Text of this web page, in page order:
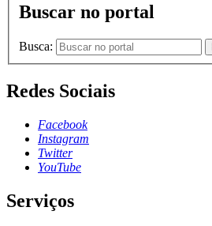
Buscar no portal
Busca:
Redes Sociais
Facebook
Instagram
Twitter
YouTube
Serviços